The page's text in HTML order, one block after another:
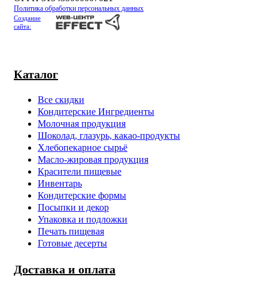
Каталог
Все скидки
Кондитерские Ингредиенты
Молочная продукция
Шоколад, глазурь, какао-продукты
Хлебопекарное сырьё
Масло-жировая продукция
Красители пищевые
Инвентарь
Кондитерские формы
Посыпки и декор
Упаковка и подложки
Печать пищевая
Готовые десерты
Доставка и оплата
Политика обработки персональных данных
Создание
сайта: